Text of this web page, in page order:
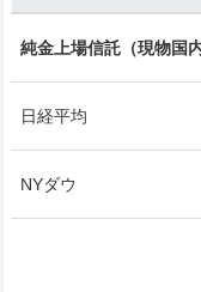
純金上場信託（現物国
日経平均
NYダウ